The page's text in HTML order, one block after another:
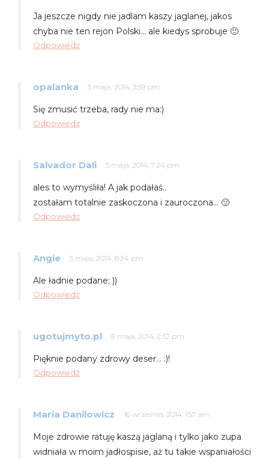
Ja jeszcze nigdy nie jadlam kaszy jaglanej, jakos
chyba nie ten rejon Polski… ale kiedys sprobuje 🙂
Odpowiedz
opalanka 5 maja, 2014, 3:59 pm
Się zmusić trzeba, rady nie ma:)
Odpowiedz
Salvador Dali 5 maja, 2014, 7:24 pm
ales to wymyśliła! A jak podałaś..
zostałam totalnie zaskoczona i zauroczona… 🙂
Odpowiedz
Angie 5 maja, 2014, 8:24 pm
Ale ładnie podane; ))
Odpowiedz
ugotujmyto.pl 8 maja, 2014, 2:32 pm
Pięknie podany zdrowy deser… :)!
Odpowiedz
Maria Danilowicz 16 września, 2014, 1:57 am
Moje zdrowie ratuję kaszą jaglaną i tylko jako zupa
widniała w moim jadłospisie, aż tu takie wspaniałości